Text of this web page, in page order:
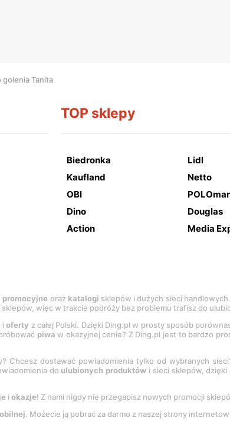
golenia Tanita
TOP sklepy
Biedronka Lidl
Kaufland
Netto
OBI
Dino
Douglas
Action
Media
promocyjne oraz katalogi sklepów i dużych sieci
więc w trakcie podróży bez problemu trafisz do
ioferty z całej Polski. Dzięki Ding.pl w prosty sposób
piwa w okazyjnej cenie? Z Ding.pl jest to bardzo
Chcesz dostawać powiadomienia tylko od wybranych
do ulubionych produktów i sieci sklepów,
i okazje! Z nami nigdy nie przegapisz nowych promocji
. Możecie ją pobrać za darmo z naszej strony